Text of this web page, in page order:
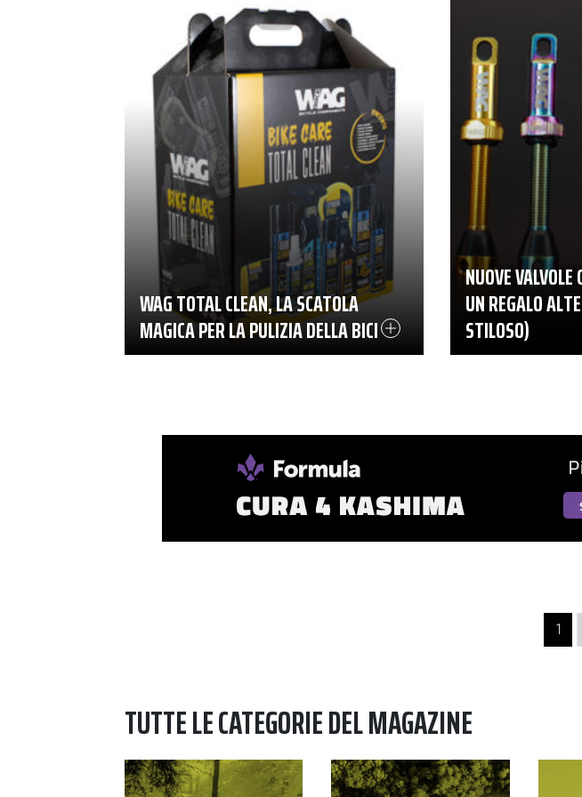
WAG TOTAL CLEAN, LA SCATOLA
MAGICA PER LA PULIZIA DELLA BICI
NUOVE
UN REGALO
STILOSO)
1
TUTTE LE CATEGORIE DEL MAGAZINE